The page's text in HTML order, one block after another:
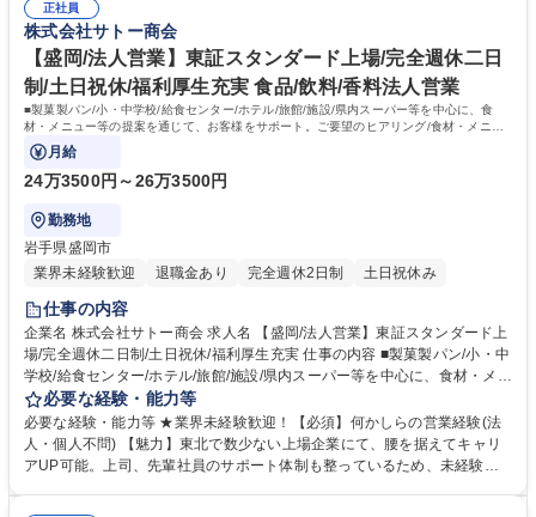
分けながら対応をお願いしていきます。 【担当エリア】福島県郡山市の顧
客が中心となります。 募集職種 【郡山/提案営業】法人既存顧客向け/東証
スタンダード上場/月残業20h/社風◎
ご安心ください。 【働きやすさ】月残業は20時間程度でワークライフバ
ランス◎フラットな職場環境で常にアットホームな雰囲気に包まれてお
り、部署間でのコミュニケーション体制も整備されています。社員の平均
勤続年数はなんと14年！中途入社の方々が多数活躍しており、当社の業績
に貢献しています。 学歴・資格 学歴：大学院 大学 高専 短大 専修学校 高
校 語学力： 資格：第一種運転免許普通自動車
正社員
株式会社サトー商会
【盛岡/法人営業】東証スタンダード上場/完全週休二日
制/土日祝休/福利厚生充実 食品/飲料/香料法人営業
■製菓製パン/小・中学校/給食センター/ホテル/旅館/施設/県内スーパー等を中心に、食
材・メニュー等の提案を通じて、お客様をサポート。ご要望のヒアリング/食材・メニュ
ーの提案/商品のご紹介/見積書の作成等。
月給
24万3500円～26万3500円
勤務地
岩手県盛岡市
業界未経験歓迎
退職金あり 完全週休2日制 土日祝休み
仕事の内容
企業名 株式会社サトー商会 求人名 【盛岡/法人営業】東証スタンダード上
場/完全週休二日制/土日祝休/福利厚生充実 仕事の内容 ■製菓製パン/小・中
学校/給食センター/ホテル/旅館/施設/県内スーパー等を中心に、食材・メニ
ュー等の提案を通じて、お客様をサポート。ご要望のヒアリング/食材・メ
ニューの提案/商品のご紹介/見積書の作成等。 【一日の流れ】出社・朝礼
→依頼事項の対応・訪問準備等（～10時）→お客様先への訪問（5～10件
程度※10時～16時）→各種事務処理を経て退社 【入社後の流れ】OJTに
必要な経験・能力等
必要な経験・能力等 ★業界未経験歓迎！【必須】何かしらの営業経験(法
人・個人不問) 【魅力】東北で数少ない上場企業にて、腰を据えてキャリ
アUP可能。上司、先輩社員のサポート体制も整っているため、未経験業